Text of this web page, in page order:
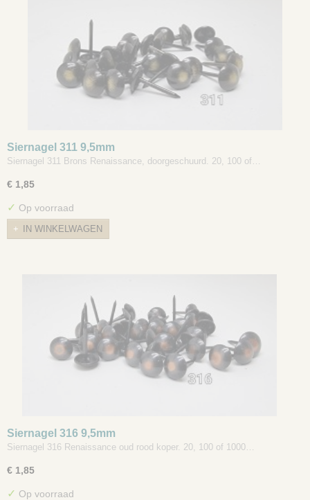
Siernagel 311 9,5mm
Siernagel 311 Brons Renaissance, doorgeschuurd. 20, 100 of…
€ 1,85
✓ Op voorraad
IN WINKELWAGEN
Siernagel 316 9,5mm
Siernagel 316 Renaissance oud rood koper. 20, 100 of 1000…
€ 1,85
✓ Op voorraad